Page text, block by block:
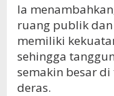
Ia
ruang publik
memiliki
sehingga
semakin besar
deras.